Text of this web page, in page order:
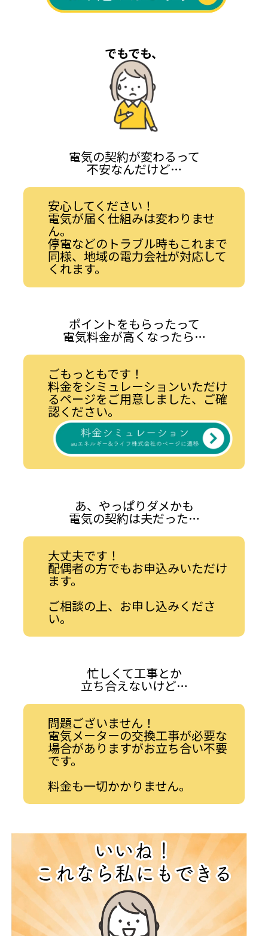
でもでも、
電気の契約が変わるって
不安なんだけど…
安心してください！
電気が届く仕組みは変わりませ
ん。
停電などのトラブル時もこれまで
同様、地域の電力会社が対応して
くれます。
ポイントをもらったって
電気料金が高くなったら…
ごもっともです！
料金をシミュレーションいただけ
るページをご用意しました、ご確
認ください。
あ、やっぱりダメかも
電気の契約は夫だった…
大丈夫です！
配偶者の方でもお申込みいただけ
ます。
ご相談の上、お申し込みくださ
い。
忙しくて工事とか
立ち合えないけど…
問題ございません！
電気メーターの交換工事が必要な
場合がありますがお立ち合い不要
です。
料金も一切かかりません。